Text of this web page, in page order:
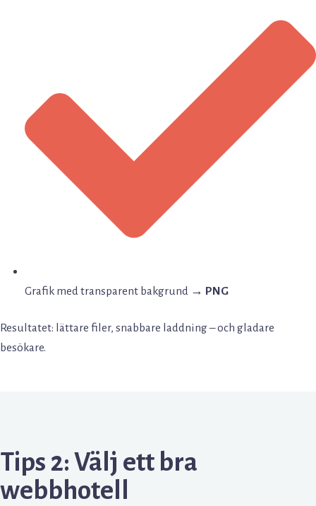
Grafik med transparent bakgrund → PNG
Resultatet: lättare filer, snabbare laddning – och gladare
besökare.
Tips 2: Välj ett bra
webbhotell